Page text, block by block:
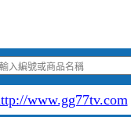
www.gg77tv.com